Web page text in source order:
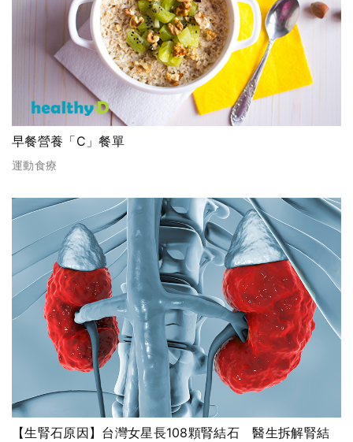
早餐營養「C」餐單
運動食療
【生腎石原因】台灣女星長108顆腎結石 醫生拆解腎結